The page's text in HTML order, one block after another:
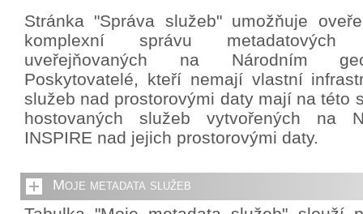
Stránka "Správa služeb" umožňuje
komplexní správu metadatových
uveřejňovaných na Národním
Poskytovatelé, kteří nemají vlastní
služeb nad prostorovými daty mají na této
hostovaných služeb vytvořených na
INSPIRE nad jejich prostorovými daty.
Moje metadata služeb